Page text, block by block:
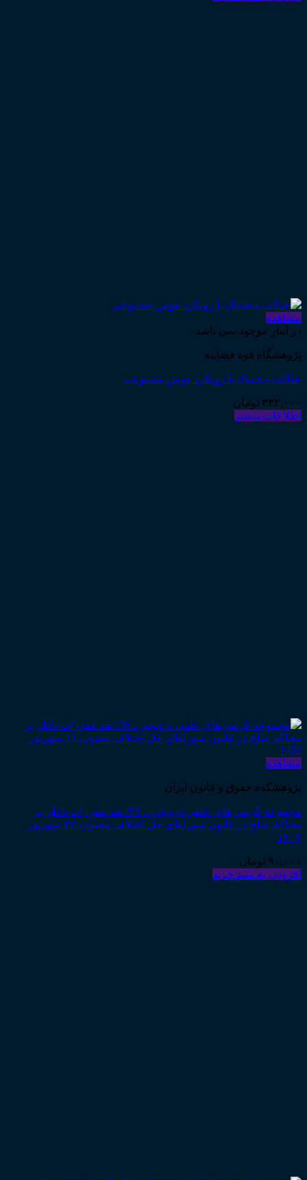
مشاهده
در انبار موجود نمی باشد
پژوهشگاه قوه قضاییه
عدالت دیجیتال با رویکرد هوش مصنوعی
۳۳۲,۰۰۰ تومان
اطلاعات بیشتر
مشاهده
پژوهشکده حقوق و قانون ایران
مجموعه کرسی‌های علمی ترویجی ـ ۳۶؛ نقد مقررات ناظر بر
محاکم صلح در قانون شوراهای حل اختلاف مصوب ۲۲ شهریور
۱۴۰۲
۹۰,۰۰۰ تومان
افزودن به سبد خرید